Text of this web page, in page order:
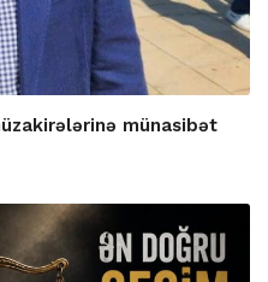
münasibət